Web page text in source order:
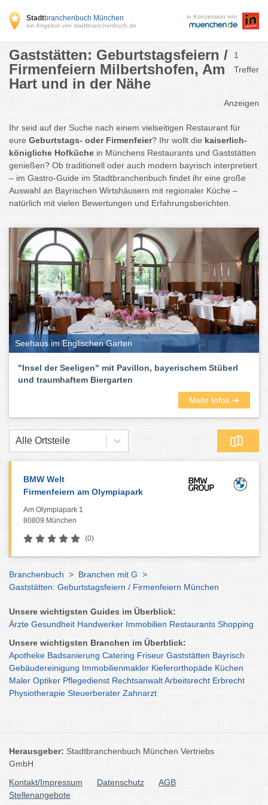
Stadtbranchenbuch München
ein Angebot von stadtbranchenbuch.de
in Konzession von
Gaststätten: Geburtstagsfeiern /
Firmenfeiern Milbertshofen, Am
Hart und in der Nähe
1
Treffer
Anzeigen
Ihr seid auf der Suche nach einem vielseitigen Restaurant für
eure Geburtstags- oder Firmenfeier? Ihr wollt die kaiserlich-
königliche Hofküche in Münchens Restaurants und Gaststätten
genießen? Ob traditionell oder auch modern bayrisch interpretiert
– im Gastro-Guide im Stadtbranchenbuch findet ihr eine große
Auswahl an Bayrischen Wirtshäusern mit regionaler Küche –
natürlich mit vielen Bewertungen und Erfahrungsberichten.
Seehaus im Englischen Garten
"Insel der Seeligen" mit Pavillon, bayerischem Stüberl
und traumhaftem Biergarten
Mehr Infos ➜
Alle Ortsteile
BMW Welt
Firmenfeiern am Olympiapark
Am Olympiapark 1
80809 München
(0)
Branchenbuch > Branchen mit G >
Gaststätten: Geburtstagsfeiern / Firmenfeiern München
Unsere wichtigsten Guides im Überblick:
Ärzte Gesundheit Handwerker Immobilien Restaurants Shopping
Unsere wichtigsten Branchen im Überblick:
Apotheke Badsanierung Catering Friseur Gaststätten Bayrisch
Gebäudereinigung Immobilienmakler Kieferorthopäde Küchen
Maler Optiker Pflegedienst RechtsanwaltArbeitsrecht Erbrecht
Physiotherapie Steuerberater Zahnarzt
Herausgeber: Stadtbranchenbuch München Vertriebs
GmbH
Kontakt/Impressum
Datenschutz
AGB
Stellenangebote